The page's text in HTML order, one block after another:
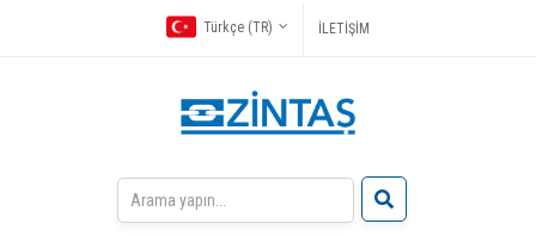
Türkçe (TR) İLETİŞİM